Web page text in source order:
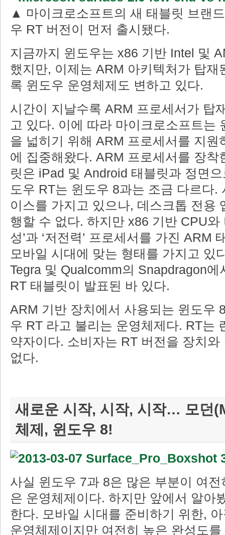
▲ 마이크로소프트의 새 태블릿 브랜
우 RT 버전이 먼저 출시됐다.
지금까지 윈도우는 x86 기반 Intel 및
했지만, 이제는 ARM 아키텍처가 탑재
록 윈도우 운영체제도 변하고 있다.
시간이 지날수록 ARM 프로세서가 탑
고 있다. 이에 따라 마이크로소프트는
을 넓히기 위해 ARM 프로세서를 지원
에 집중해왔다. ARM 프로세서를 장착
릿은 iPad 및 Android 태블릿과 정면
도우 RT는 윈도우 8과는 조금 다르다.
이스를 가지고 있으나, 데스크톱 전용
행할 수 없다. 하지만 x86 기반 CPU와
성’과 ‘저전력’ 프로세서를 가진 ARM
모바일 시대에 맞는 형태를 가지고 있
Tegra 및 Qualcomm의 Snapdragon에
RT 태블릿이 발표된 바 있다.
ARM 기반 장치에서 사용되는 윈도우
우 RT 라고 불리는 운영체제다. RT는
약자이다. 소비자는 RT 버전을 장치
없다.
새로운 시작, 시작, 시작… 모던
체제, 윈도우 8!
사실 윈도우 7과 8은 많은 부분이 여
은 운영체제이다. 하지만 앞에서 알아
한다. 모바일 시대를 준비하기 위한,
운영체제이지만 여전히 높은 완성도